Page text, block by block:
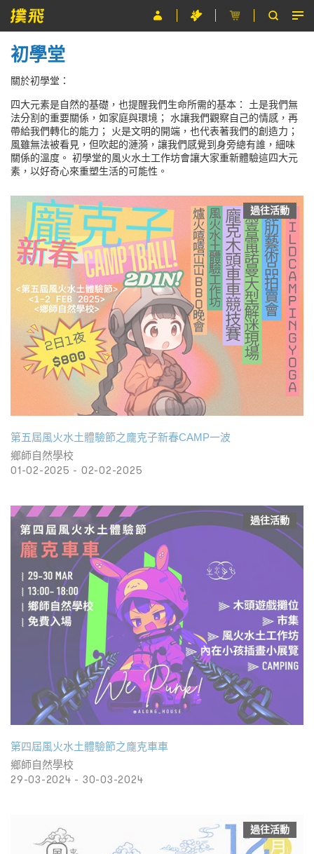
節目
主辦單位
關於撲飛
條款及細則
EN
初學堂
關於初學堂：
四大元素是自然的基礎，也提醒我們生命所需的基本： 土是我們無
法分割的重要關係，如家庭與環境； 水讓我們觀察自己的情感，再
帶給我們轉化的能力； 火是文明的開端，也代表著我們的創造力；
風雖無法被看見，但吹起的漣漪，讓我們感覺到身旁總有誰，細味
關係的溫度。 初學堂的風火水土工作坊會讓大家重新體驗這四大元
素，以好奇心來重塑生活的可能性。
過往活動
第五屆風火水土體驗節之龐克子新春CAMP一波
鄉師⾃然學校
01-02-2025 - 02-02-2025
過往活動
第四屆風火水土體驗節之龐克車車
鄉師⾃然學校
29-03-2024 - 30-03-2024
過往活動